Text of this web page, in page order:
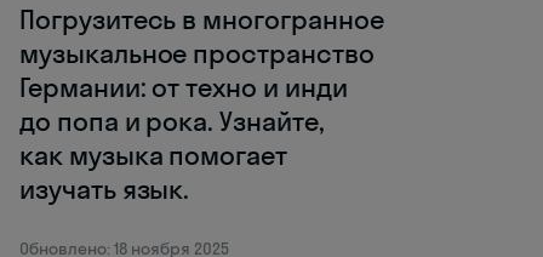
Погрузитесь в многогранное
музыкальное пространство
Германии: от техно и инди
до попа и рока. Узнайте,
как музыка помогает
изучать язык.
Обновлено: 18 ноября 2025